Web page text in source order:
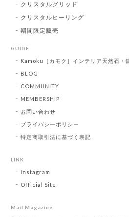
クリスタルグリッド
クリスタルヒーリング
期間限定販売
GUIDE
Kamoku［カモク］インテリア天然石・
BLOG
COMMUNITY
MEMBERSHIP
お問い合わせ
プライバシーポリシー
特定商取引法に基づく表記
LINK
Instagram
Official Site
Mail Magazine